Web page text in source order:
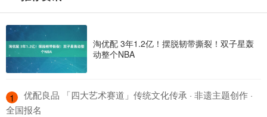
淘优配 3年1.2亿！摆脱韧带撕裂！双子星轰
动整个NBA
1
​优配良品 「四大艺术赛道」传统文化传承 · 非遗主题创作 ·
全国报名